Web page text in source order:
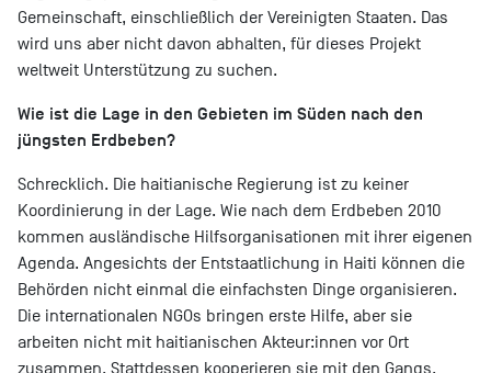
Gemeinschaft, einschließlich der Vereinigten Staaten. Das
wird uns aber nicht davon abhalten, für dieses Projekt
weltweit Unterstützung zu suchen.
Wie ist die Lage in den Gebieten im Süden nach den
jüngsten Erdbeben?
Schrecklich. Die haitianische Regierung ist zu keiner
Koordinierung in der Lage. Wie nach dem Erdbeben 2010
kommen ausländische Hilfsorganisationen mit ihrer eigenen
Agenda. Angesichts der Entstaatlichung in Haiti können die
Behörden nicht einmal die einfachsten Dinge organisieren.
Die internationalen NGOs bringen erste Hilfe, aber sie
arbeiten nicht mit haitianischen Akteur:innen vor Ort
zusammen. Stattdessen kooperieren sie mit den Gangs,